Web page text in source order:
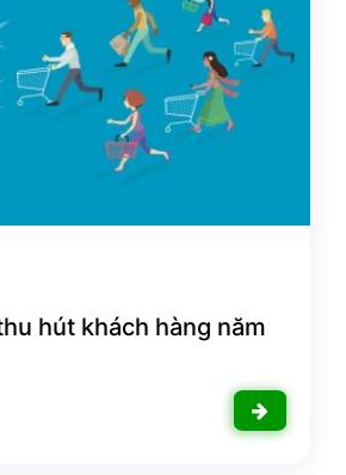
hút khách hàng năm